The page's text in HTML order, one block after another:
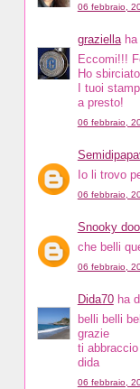
06 febbraio,
graziellaha
Eccomi!!!
Ho
I tuoi
a presto!
06 febbraio,
Io li trovo
06 febbraio,
Snooky
che belli
06 febbraio,
Dida70ha
belli belli
grazie
ti abbraccio
dida
06 febbraio,